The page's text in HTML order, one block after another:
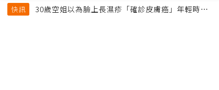
快訊
30歲空姐以為臉上長濕疹「確診皮膚癌」年輕時一